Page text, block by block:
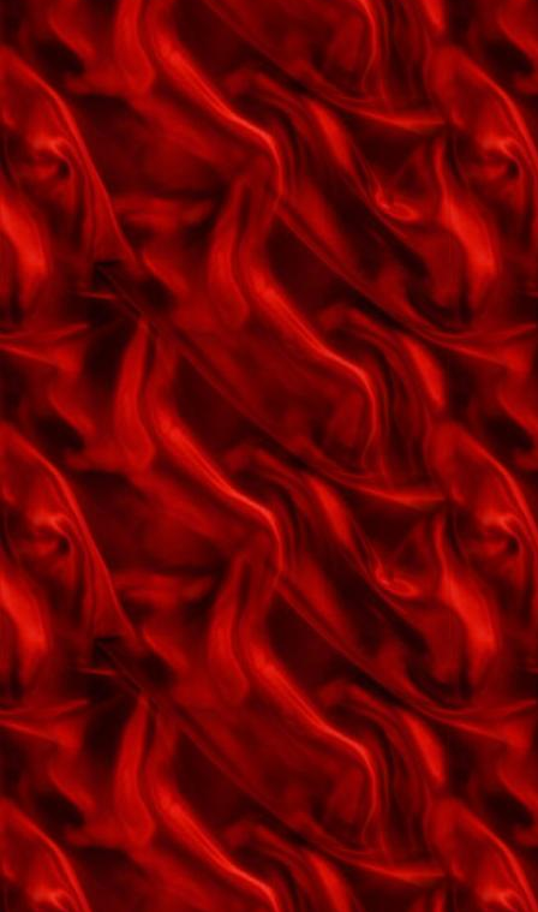
Den allerførste jul
Den gamle gartners sang
Den lille gyldne ring
Den mørke landevej
Den rige og den fattige
Den ta'r vi fra oven a'
Den unge gartners sang
Der er intet der kan få mig til at
glemme dig
Der er tusind skønne sange
Der gror ikke mos på rullesten
Det er så svært at sige farvel til
den man elsker
Det hele går op
Det kimer nu
Det var på Capri
Det ved du og det ved jeg
Don't fence me in
Du er en usædvanlig dejlig pige
Du kære gamle julemand
Een har mit hjerte
En engel uden vinger
En måneskinstur
En rødmalet hytte
En veninde så dejlig som du